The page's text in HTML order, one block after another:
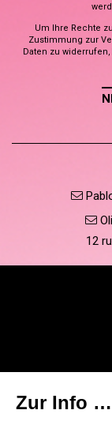
Um Ihre Rechte
Zustimmung zur
Daten zu
12